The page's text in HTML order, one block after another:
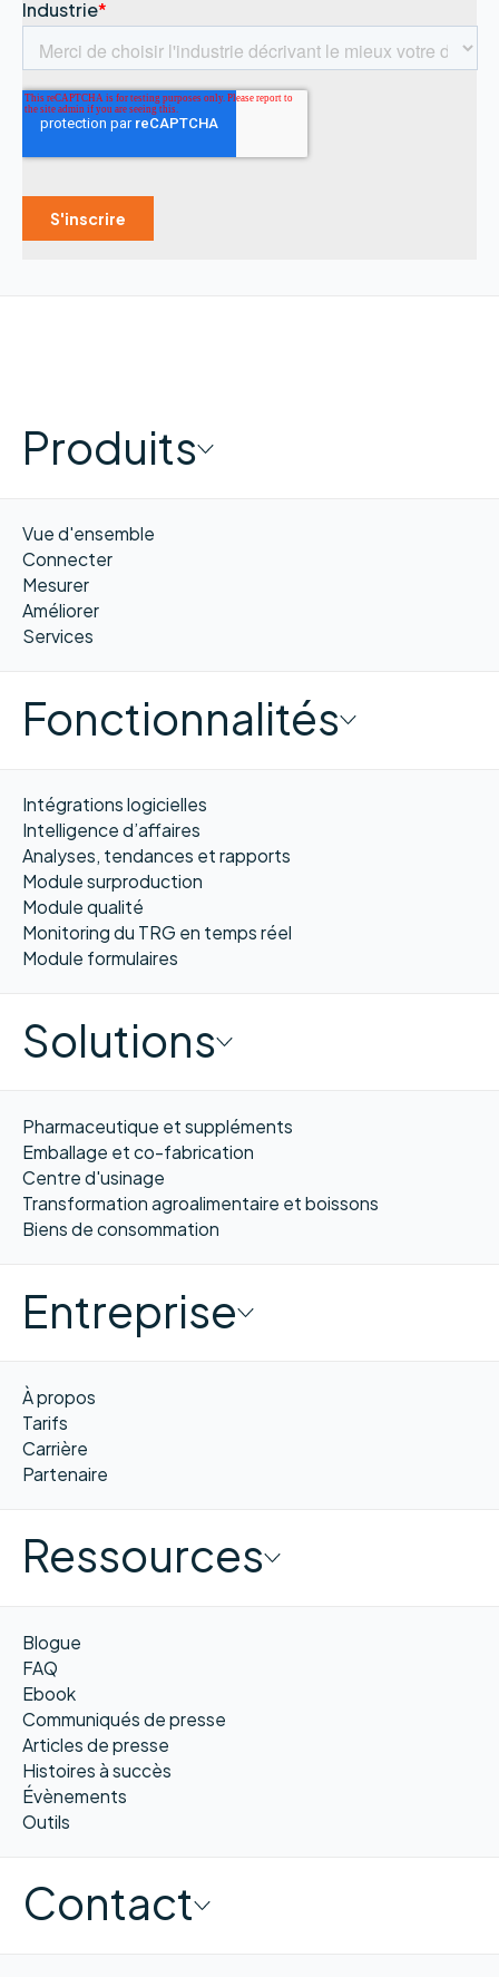
Produits
Vue d'ensemble
Connecter
Mesurer
Améliorer
Services
Fonctionnalités
Intégrations logicielles
Intelligence d’affaires
Analyses, tendances et rapports
Module surproduction
Module qualité
Monitoring du TRG en temps réel
Module formulaires
Solutions
Pharmaceutique et suppléments
Emballage et co-fabrication
Centre d'usinage
Transformation agroalimentaire et boissons
Biens de consommation
Entreprise
À propos
Tarifs
Carrière
Partenaire
Ressources
Blogue
FAQ
Ebook
Communiqués de presse
Articles de presse
Histoires à succès
Évènements
Outils
Contact